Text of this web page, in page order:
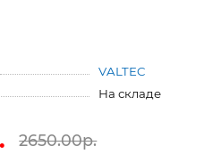
VALTEC
На складе
2650.00р.